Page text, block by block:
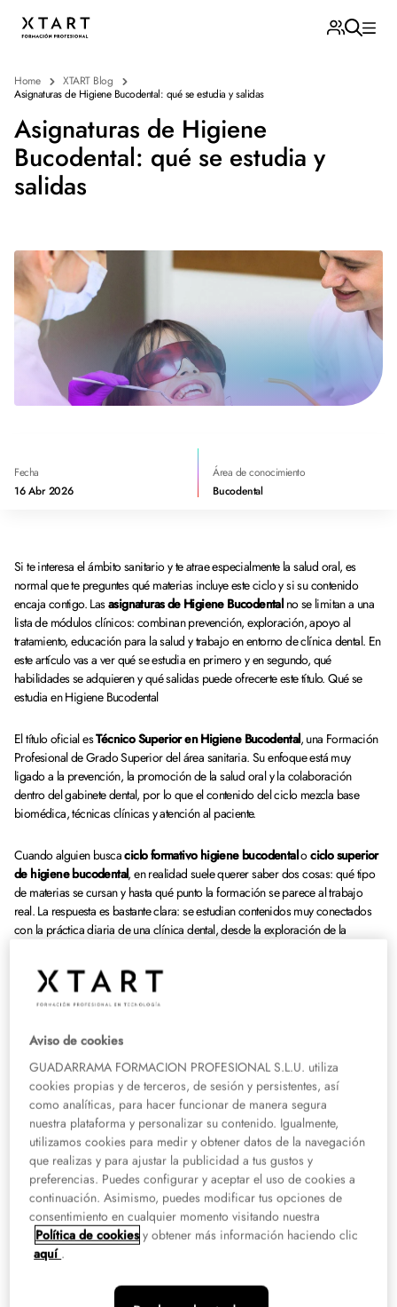
Home
XTART Blog
Asignaturas de Higiene Bucodental: qué se estudia y salidas
Asignaturas de Higiene
Bucodental: qué se estudia y
salidas
Fecha
16 Abr 2026
Área de conocimiento
Bucodental
Si te interesa el ámbito sanitario y te atrae especialmente la salud oral, es
normal que te preguntes qué materias incluye este ciclo y si su contenido
encaja contigo. Lasasignaturas de Higiene Bucodentalno se limitan a una
lista de módulos clínicos: combinan prevención, exploración, apoyo al
tratamiento, educación para la salud y trabajo en entorno de clínica dental. En
este artículo vas a ver qué se estudia en primero y en segundo, qué
habilidades se adquieren y qué salidas puede ofrecerte este título. Qué se
estudia en Higiene Bucodental
El título oficial esTécnico Superior en Higiene Bucodental, una Formación
Profesional de Grado Superior del área sanitaria. Su enfoque está muy
ligado a la prevención, la promoción de la salud oral y la colaboración
dentro del gabinete dental, por lo que el contenido del ciclo mezcla base
biomédica, técnicas clínicas y atención al paciente.
Cuando alguien buscaciclo formativo higiene bucodentalociclo superior
de higiene bucodental, en realidad suele querer saber dos cosas: qué tipo
de materias se cursan y hasta qué punto la formación se parece al trabajo
real. La respuesta es bastante clara: se estudian contenidos muy conectados
con la práctica diaria de una clínica dental, desde la exploración de la
apoyo en distintos procedimientos, en definitiva, las se aprenden acciones
preventivas, técnicos asistenciales y coordinado con el odontólogo o médico
estomatólogo.
Cuánto dura el ciclo de Higiene
Bucodental
Antes de entrar en las materias, conviene tener claro un dato importante: el
ciclo dura 2.000 horas. Esa duración se distribuye a lo largo de dos cursos
académicos e incluye la Formación en Fase de Empresa (FEE) como parte
integrada del currículo. Es un punto relevante porque ayuda a entender que
no se trata solo de estudiar teoría, sino de pasar también por una fase
práctica vinculada al entorno profesional.
Asignaturas de Higiene Bucodental
por cursos
Aviso de cookies
GUADARRAMA FORMACION PROFESIONAL S.L.U. utiliza
cookies propias y de terceros, de sesión y persistentes, así
como analíticas, para hacer funcionar de manera segura
nuestra plataforma y personalizar su contenido. Igualmente,
utilizamos cookies para medir y obtener datos de la navegación
que realizas y para ajustar la publicidad a tus gustos y
preferencias. Puedes configurar y aceptar el uso de cookies a
continuación. Asimismo, puedes modificar tus opciones de
consentimiento en cualquier momento visitando nuestra
Política de cookies y obtener más información haciendo clic
aquí .